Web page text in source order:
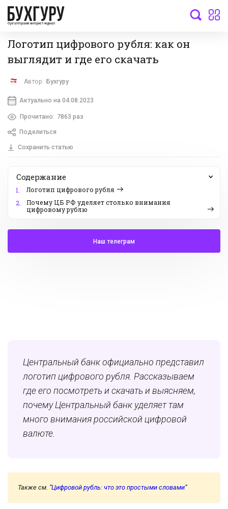
бухгалтерский интернет-журнал
Логотип цифрового рубля: как он
выглядит и где его скачать
Автор: Бухгуру
Актуально на 04.08.2023
Прочитано: 7863 раз
Поделиться
Сохранить статью
Содержание
1.
Логотип цифрового рубля
2.
Почему ЦБ РФ уделяет столько внимания
цифровому рублю
Наш телеграм
Центральный банк официально представил
логотип цифрового рубля. Рассказываем
где его посмотреть и скачать и выясняем,
почему Центральный банк уделяет там
много внимания российской цифровой
валюте.
Также см. “Цифровой рубль: что это простыми словами“